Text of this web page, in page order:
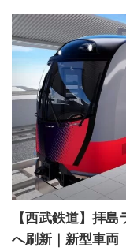
【西武鉄道】拝
へ刷新｜新型車両